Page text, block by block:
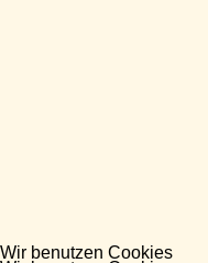
Wir benutzen Cookies